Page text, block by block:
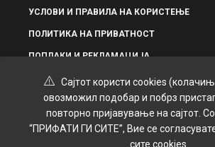
УСЛОВИ И ПРАВИЛА НА КОРИСТЕЊЕ
ПОЛИТИКА НА ПРИВАТНОСТ
ПОПЛАКИ И РЕКЛАМАЦИЈА
© 2025 Grand Kozmetik | Креирано и
Сајтот користи cookies
овозможил подобар и побрз
повторно пријавување на сајтот.
“ПРИФАТИ ГИ СИТЕ”, Вие се
сите cookies.